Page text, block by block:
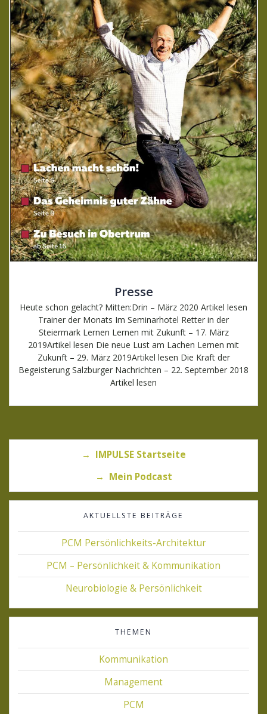
Presse
Heute schon gelacht? Mitten:Drin – März 2020 Artikel lesen
Trainer der Monats Im Seminarhotel Retter in der
Steiermark Lernen Lernen mit Zukunft – 17. März
2019Artikel lesen Die neue Lust am Lachen Lernen mit
Zukunft – 29. März 2019Artikel lesen Die Kraft der
Begeisterung Salzburger Nachrichten – 22. September 2018
Artikel lesen
→ IMPULSE Startseite
→ Mein Podcast
AKTUELLSTE BEITRÄGE
PCM Persönlichkeits-Architektur
PCM – Persönlichkeit & Kommunikation
Neurobiologie & Persönlichkeit
THEMEN
Kommunikation
Management
PCM